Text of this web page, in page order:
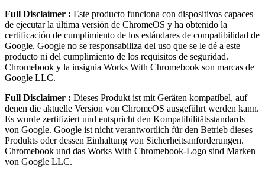
Full Disclaimer : Este producto funciona con dispositivos capaces
de ejecutar la última versión de ChromeOS y ha obtenido la
certificación de cumplimiento de los estándares de compatibilidad de
Google. Google no se responsabiliza del uso que se le dé a este
producto ni del cumplimiento de los requisitos de seguridad.
Chromebook y la insignia Works With Chromebook son marcas de
Google LLC.
Full Disclaimer : Dieses Produkt ist mit Geräten kompatibel, auf
denen die aktuelle Version von ChromeOS ausgeführt werden kann.
Es wurde zertifiziert und entspricht den Kompatibilitätsstandards
von Google. Google ist nicht verantwortlich für den Betrieb dieses
Produkts oder dessen Einhaltung von Sicherheitsanforderungen.
Chromebook und das Works With Chromebook-Logo sind Marken
von Google LLC.